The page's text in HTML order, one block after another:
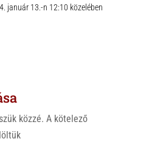
január 13.-n 12:10 közelében
közzé. A kötelező